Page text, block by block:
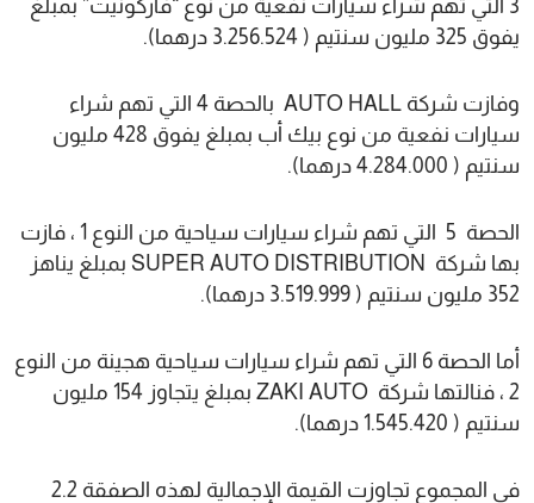
3 التي تهم شراء سيارات نفعية من نوع “فاركونيت” بمبلغ
يفوق 325 مليون سنتيم ( 3.256.524 درهما).
وفازت شركة AUTO HALL بالحصة 4 التي تهم شراء
سيارات نفعية من نوع بيك أب بمبلغ يفوق 428 مليون
سنتيم ( 4.284.000 درهما).
الحصة 5 التي تهم شراء سيارات سياحية من النوع 1 ، فازت
بها شركة SUPER AUTO DISTRIBUTION بمبلغ يناهز
352 مليون سنتيم ( 3.519.999 درهما).
أما الحصة 6 التي تهم شراء سيارات سياحية هجينة من النوع
2 ، فنالتها شركة ZAKI AUTO بمبلغ يتجاوز 154 مليون
سنتيم ( 1.545.420 درهما).
في المجموع تجاوزت القيمة الإجمالية لهذه الصفقة 2.2